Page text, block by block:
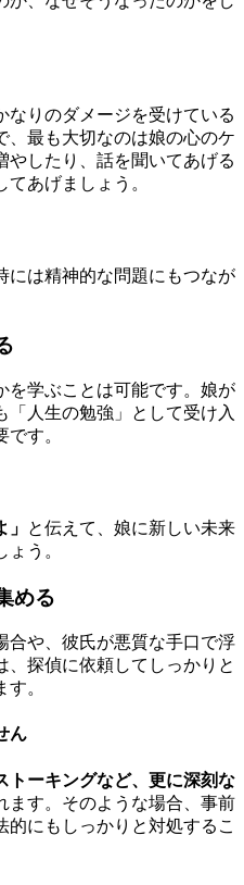
なりのダメージを受けている
、最も大切なのは娘の心のケ
やしたり、話を聞いてあげる
あげましょう。
には精神的な問題にもつなが
を学ぶことは可能です。娘が
「人生の勉強」として受け入
す。
と伝えて、娘に新しい未来
う。
める
合や、彼氏が悪質な手口で浮
探偵に依頼してしっかりと
。
ん
トーキングなど、更に深刻な
ます。そのような場合、事前
にもしっかりと対処するこ